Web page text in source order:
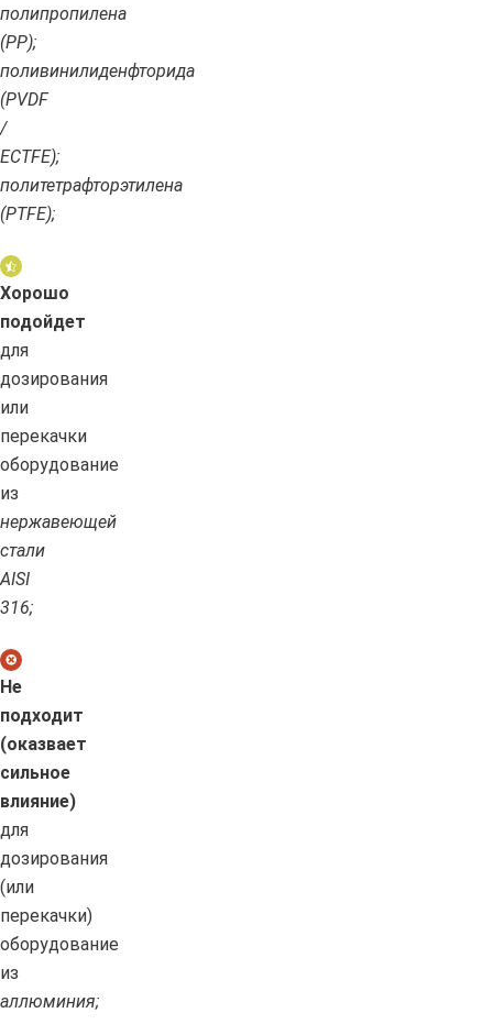
полипропилена
(PP);
поливинилиденфторида
(PVDF
/
ECTFE);
политетрафторэтилена
(PTFE);
Хорошо
подойдет
для
дозирования
или
перекачки
оборудование
из
нержавеющей
стали
AISI
316;
Не
подходит
(оказвает
сильное
влияние)
для
дозирования
(или
перекачки)
оборудование
из
аллюминия;